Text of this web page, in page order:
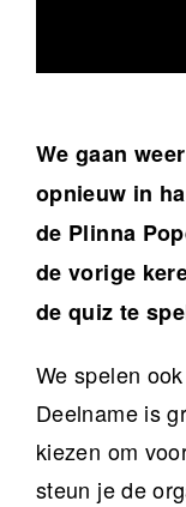
We gaan
opnieuw in
de Plinna
de vorige
de quiz te
We spelen
Deelname is
kiezen om
steun je de